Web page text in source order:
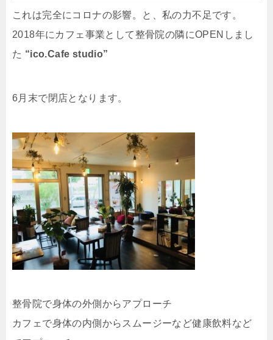
これは完全にコロナの影響。と、私の力不足です。
2018年にカフェ事業として整骨院の隣にOPENしまし
た “ico.Cafe studio”
6月末で閉店となります。
整骨院で身体の外側からアプローチ
カフェで身体の内側からスムージーなど健康飲料など